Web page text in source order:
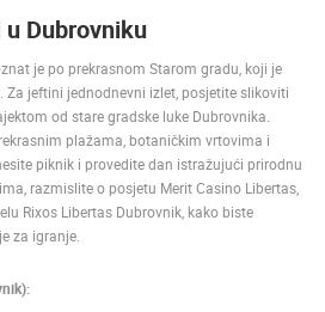
Dubrovniku
je po prekrasnom Starom gradu, koji je
Za jeftini jednodnevni izlet, posjetite slikoviti
od stare gradske luke Dubrovnika.
plažama, botaničkim vrtovima i
piknik i provedite dan istražujući prirodnu
razmislite o posjetu Merit Casino Libertas,
Rixos Libertas Dubrovnik, kako biste
za igranje.